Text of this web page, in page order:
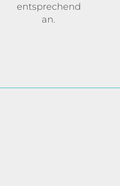
entsprechend
an.